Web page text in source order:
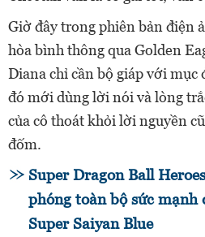
Giờ đây trong phiên bản điện
hòa bình thông qua Golden
Diana chỉ cần bộ giáp với mục
đó mới dùng lời nói và lòng
của cô thoát khỏi lời nguyền
đốm.
Super Dragon Ball
phóng toàn bộ sức mạnh
Super Saiyan Blue